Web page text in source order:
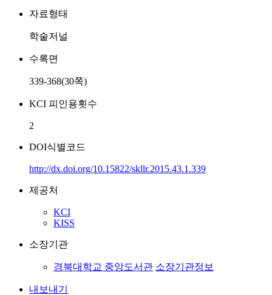
자료형태
학술저널
수록면
339-368(30쪽)
KCI 피인용횟수
2
DOI식별코드
http://dx.doi.org/10.15822/skllr.2015.43.1.339
제공처
KCI
KISS
소장기관
경북대학교 중앙도서관 소장기관정보
내보내기